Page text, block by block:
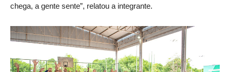
chega, a gente sente”, relatou a integrante.